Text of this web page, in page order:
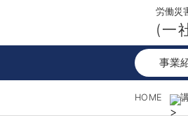
労働災
(一
事業
HOME